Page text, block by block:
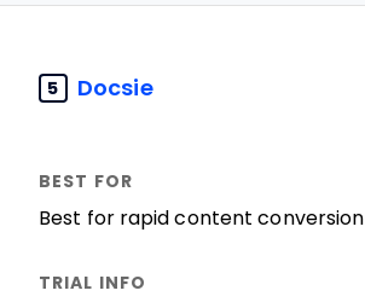
5 Docsie
Best for rapid content conversion